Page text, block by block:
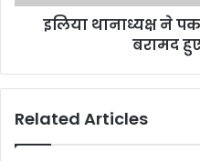
इलिया थानाध्यक्ष ने
बरामद
Related Articles